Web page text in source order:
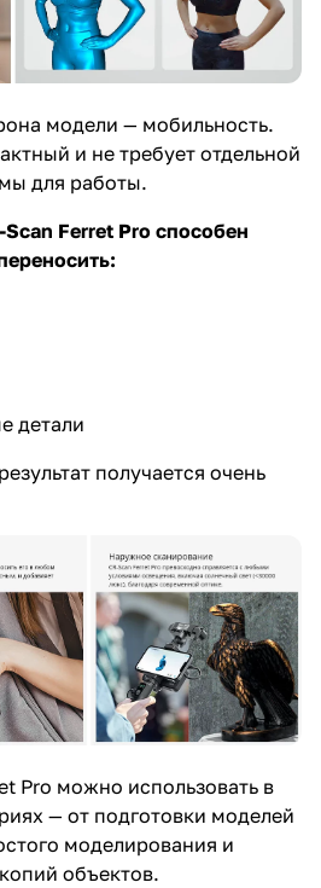
модели — мобильность.
и не требует отдельной
для работы.
Ferret Pro способен
детали
получается очень
Pro можно использовать в
— от подготовки моделей
моделирования и
объектов.